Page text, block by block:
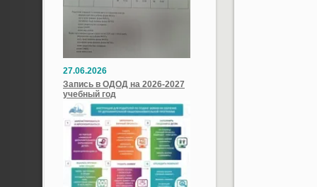
27.06.2026
Запись в ОДОД на 2026-2027
учебный год